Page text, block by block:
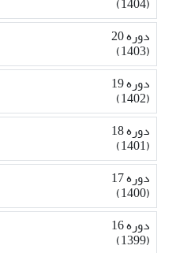
دوره 20
(1403)
دوره 19
(1402)
دوره 18
(1401)
دوره 17
(1400)
دوره 16
(1399)